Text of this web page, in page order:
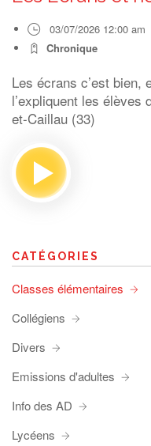
03/07/2026 12:00 am
Chronique
Les écrans c’est bien,
l’expliquent les élèves
et-Caillau (33)
CATÉGORIES
Classes élémentaires
Collégiens
Divers
Emissions d'adultes
Info des AD
Lycéens